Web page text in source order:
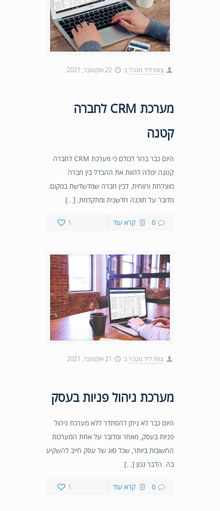
צוות ליד מנג'ר ב 22 אוקטובר, 2021
מערכת CRM לחברה
קטנה
היום כבר ברור לכולם כי מערכת CRM לחברה
קטנה יכולה להוות את ההבדל בין חברה
מוצלחת ורווחית, לבין חברה שמדשדשת במקום.
מדובר על תוכנה חדשנית ומתקדמת, […]
1 0 קרא עוד
צוות ליד מנג'רב 21 אוקטובר, 2021
מערכת ניהול פניות בעסק
היום כבר לא ניתן להסתדר ללא מערכת ניהול
פניות בעסק, מאחר ומדובר על אחת המערכות
החשובות ביותר, שכל סוג של עסק חייב להשקיע
בה. הדבר נכון […]
1 0 קרא עוד